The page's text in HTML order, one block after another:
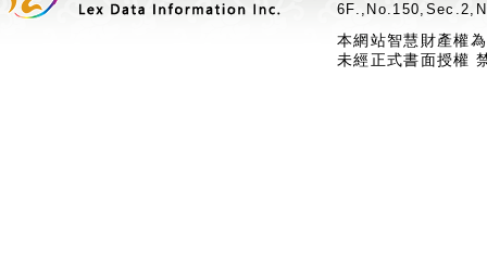
本網站智慧財產權
未經正式書面授權